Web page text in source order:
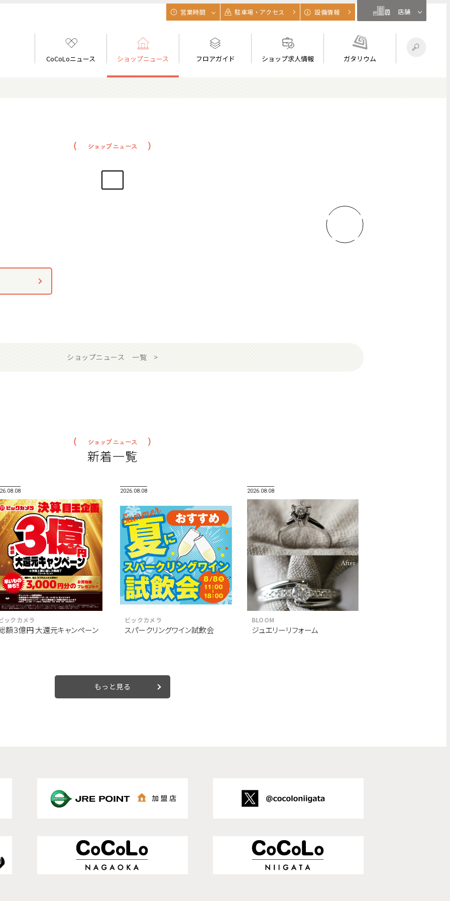
CoCoLoニュース ショップニュース フロアガイド ショップ求人情報 ガタリウム
営業時間 駐車場・アクセス 設備情報 店舗
ショップニュース 一覧
新着一覧
ックカメラ
額３億円 大還元キャンペーン
2026.08.08
ビックカメラ
スパークリングワイン試飲会
2026.08.08
BLOOM
ジュエリーリフォーム
もっと見る